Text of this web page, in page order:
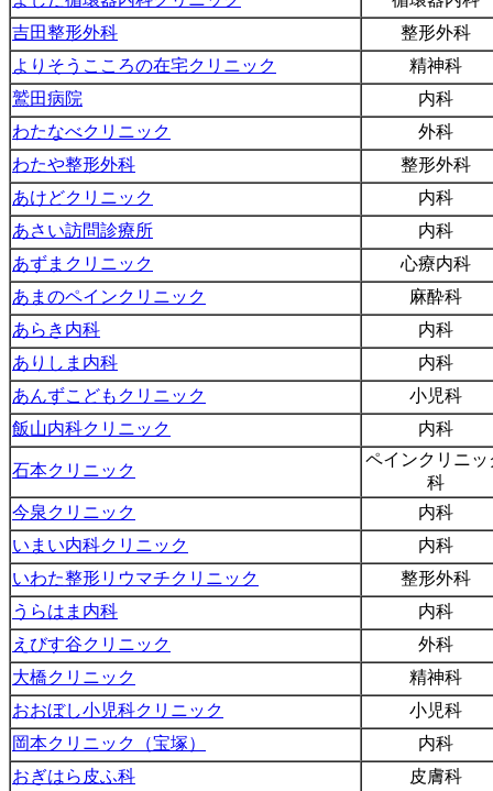
吉田整形外科
整形外科
よりそうこころの在宅クリニック
精神科
鷲田病院
内科
わたなべクリニック
外科
わたや整形外科
整形外科
あけどクリニック
内科
あさい訪問診療所
内科
あずまクリニック
心療内科
あまのペインクリニック
麻酔科
あらき内科
内科
ありしま内科
内科
あんずこどもクリニック
小児科
飯山内科クリニック
内科
石本クリニック
ペインクリニッ
科
今泉クリニック
内科
いまい内科クリニック
内科
いわた整形リウマチクリニック
整形外科
うらはま内科
内科
えびす谷クリニック
外科
大橋クリニック
精神科
おおぼし小児科クリニック
小児科
岡本クリニック（宝塚）
内科
おぎはら皮ふ科
皮膚科